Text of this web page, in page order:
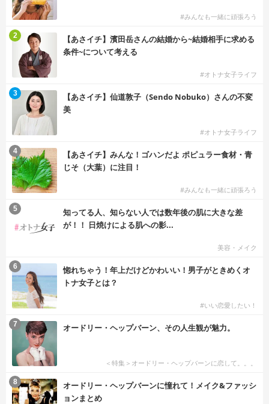
#みんなも一緒に頑張ろう
【あさイチ】濱田岳さんの結婚から~結婚相手に求める
条件~について考える
#オトナ女子ライフ
2
【あさイチ】仙道敦子（Sendo Nobuko）さんの不変
美
#オトナ女子ライフ
3
【あさイチ】みんな！ゴハンだよ ポピュラー食材・青
じそ（大葉）に注目！
#みんなも一緒に頑張ろう
4
知ってる人、知らない人では数年後の肌に大きな差
が！！ 日焼けによる肌への影...
美容・メイク
5
惚れちゃう！年上だけどかわいい！男子がときめくオ
トナ女子とは？
#いい恋愛したい！
6
オードリー・ヘップバーン、その人生観が魅力。
＜特集＞オードリー・ヘップバーンに恋して。。。
7
オードリー・ヘップバーンに憧れて！メイク&ファッシ
ョンまとめ
8